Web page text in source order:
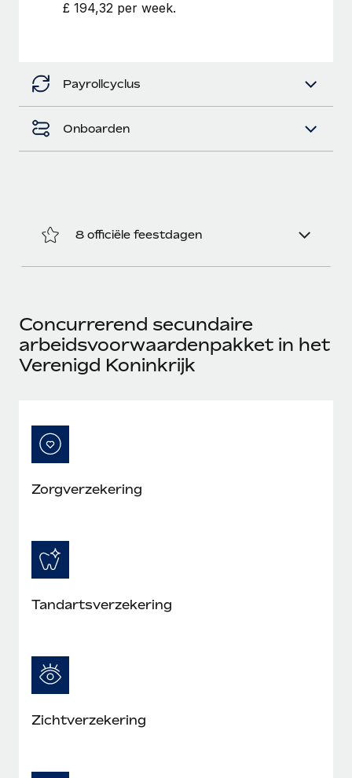
£ 194,32 per week.
Payrollcyclus
Onboarden
8 officiële feestdagen
Concurrerend secundaire
arbeidsvoorwaardenpakket in het
Verenigd Koninkrijk
Zorgverzekering
Tandartsverzekering
Zichtverzekering